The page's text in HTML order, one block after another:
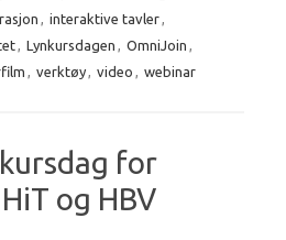
interaktive tavler
Lynkursdagen OmniJoin
verktøy video webinar
for
og HBV